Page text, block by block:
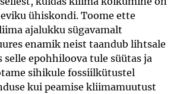
ühiskondi. Toome ette
ajalukku sügavamalt
enamik neist taandub lihtsale
selle epohhiloova tule süütas ja
sihikule fossiilkütustel
kui peamise kliimamuutust